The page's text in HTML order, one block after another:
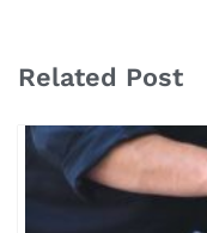
Related Post